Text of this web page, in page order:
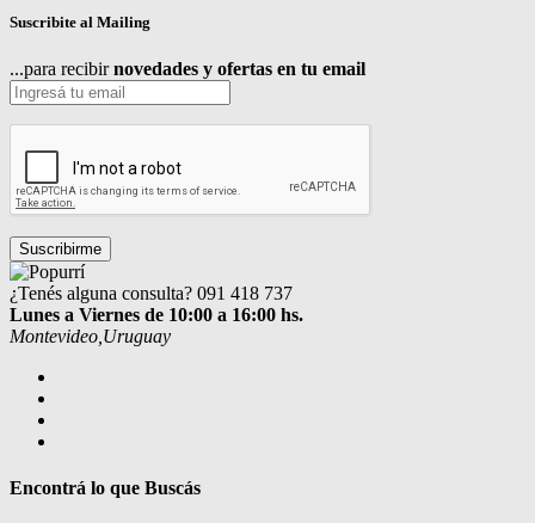
Suscribite al Mailing
...para recibirnovedades y ofertas en tu email
¿Tenés alguna consulta? 091 418 737
Lunes a Viernes de 10:00 a 16:00 hs.
Montevideo,Uruguay
Encontrá lo que Buscás